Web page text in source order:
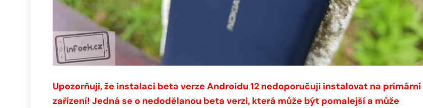
Upozorňuji, že instalaci beta verze Androidu 12 nedoporučuji instalovat na primární
zařízení! Jedná se o nedodělanou beta verzi, která může být pomalejší a může